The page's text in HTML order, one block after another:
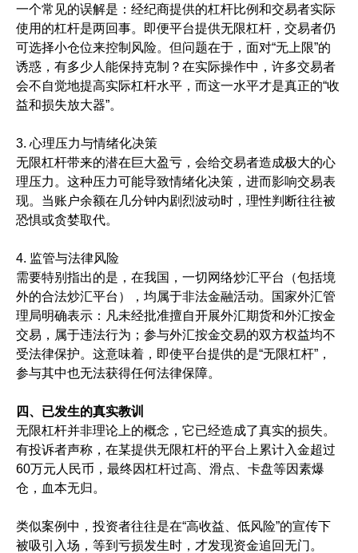
一个常见的误解是：经纪商提供的杠杆比例和交易者实际
使用的杠杆是两回事。即便平台提供无限杠杆，交易者仍
可选择小仓位来控制风险。但问题在于，面对“无上限”的
诱惑，有多少人能保持克制？在实际操作中，许多交易者
会不自觉地提高实际杠杆水平，而这一水平才是真正的“收
益和损失放大器”。
3. 心理压力与情绪化决策
无限杠杆带来的潜在巨大盈亏，会给交易者造成极大的心
理压力。这种压力可能导致情绪化决策，进而影响交易表
现。当账户余额在几分钟内剧烈波动时，理性判断往往被
恐惧或贪婪取代。
4. 监管与法律风险
需要特别指出的是，在我国，一切网络炒汇平台（包括境
外的合法炒汇平台），均属于非法金融活动。国家外汇管
理局明确表示：凡未经批准擅自开展外汇期货和外汇按金
交易，属于违法行为；参与外汇按金交易的双方权益均不
受法律保护。这意味着，即使平台提供的是“无限杠杆”，
参与其中也无法获得任何法律保障。
四、已发生的真实教训
无限杠杆并非理论上的概念，它已经造成了真实的损失。
有投诉者声称，在某提供无限杠杆的平台上累计入金超过
60万元人民币，最终因杠杆过高、滑点、卡盘等因素爆
仓，血本无归。
类似案例中，投资者往往是在“高收益、低风险”的宣传下
被吸引入场，等到亏损发生时，才发现资金追回无门。